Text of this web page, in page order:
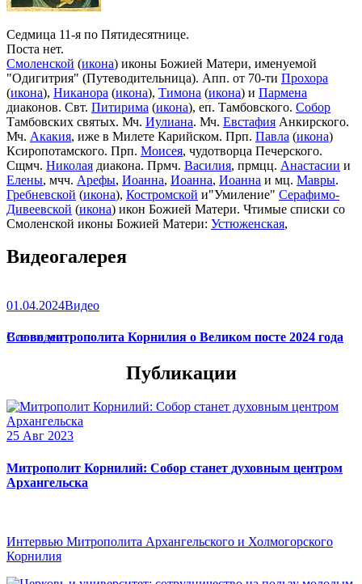
Седмица 11-я по Пятидесятнице.
Поста нет.
Смоленской (икона) иконы Божией Матери, именуемой
"Одигитрия" (Путеводительница). Апп. от 70-ти Прохора
(икона), Никанора (икона), Тимона (икона) и Пармена
диаконов. Свт. Питирима (икона), еп. Тамбовского. Собор
Тамбовских святых. Мч. Иулиана. Мч. Евстафия Анкирского.
Мч. Акакия, иже в Милете Карийском. Прп. Павла (икона)
Ксиропотамского. Прп. Моисея, чудотворца Печерского.
Сщмч. Николая диакона. Прмч. Василия, прмцц. Анастасии и
Елены, мчч. Арефы, Иоанна, Иоанна, Иоанна и мц. Мавры.
Гребневской (икона), Костромской и"Умиление" Серафимо-
Дивеевской (икона) икон Божией Матери. Чтимые списки со
Смоленской иконы Божией Матери: Устюженская,
(икона),Игрицкая,Шуйская
Сергиевская(в Троице-Сергиевой Лавре).
Видеогалерея
01.04.2024Видео
Слово митрополита Корнилия о Великом посте 2024 года
Все видео
Публикации
25 Авг 2023
Митрополит Корнилий: Собор станет духовным центром
Архангельска
Интервью Митрополита Архангельского и Холмогорского
Корнилия